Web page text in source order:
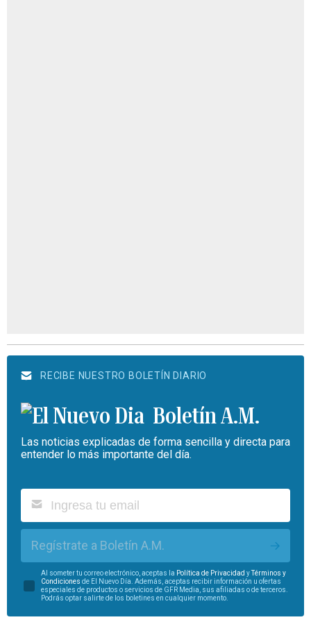
RECIBE NUESTRO BOLETÍN DIARIO
Boletín A.M.
Las noticias explicadas de forma sencilla y directa para
entender lo más importante del día.
Regístrate a Boletín A.M.
Al someter tu correo electrónico, aceptas la Política de Privacidad yTérminos y
Condiciones de El Nuevo Día. Además, aceptas recibir información u ofertas
especiales de productos o servicios de GFR Media, sus afiliadas o de terceros.
Podrás optar salirte de los boletines en cualquier momento.